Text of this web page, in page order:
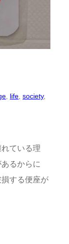
, life, society
ている理
るからに
する便座が